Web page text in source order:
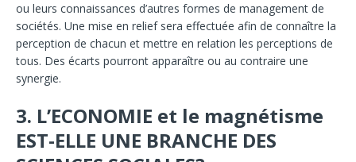
ou leurs connaissances d’autres formes de management de
sociétés. Une mise en relief sera effectuée afin de connaître la
perception de chacun et mettre en relation les perceptions de
tous. Des écarts pourront apparaître ou au contraire une
synergie.
3. L’ECONOMIE et le magnétisme
EST-ELLE UNE BRANCHE DES